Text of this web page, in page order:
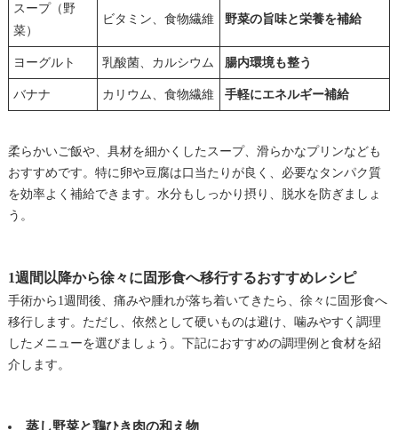
スープ（野
菜）
ビタミン、食物繊維 野菜の旨味と栄養を補給
ヨーグルト 乳酸菌、カルシウム 腸内環境も整う
バナナ カリウム、食物繊維 手軽にエネルギー補給
柔らかいご飯や、具材を細かくしたスープ、滑らかなプリンなども
おすすめです。特に卵や豆腐は口当たりが良く、必要なタンパク質
を効率よく補給できます。水分もしっかり摂り、脱水を防ぎましょ
う。
1週間以降から徐々に固形食へ移行するおすすめレシピ
手術から1週間後、痛みや腫れが落ち着いてきたら、徐々に固形食へ
移行します。ただし、依然として硬いものは避け、噛みやすく調理
したメニューを選びましょう。下記におすすめの調理例と食材を紹
介します。
蒸し野菜と鶏ひき肉の和え物